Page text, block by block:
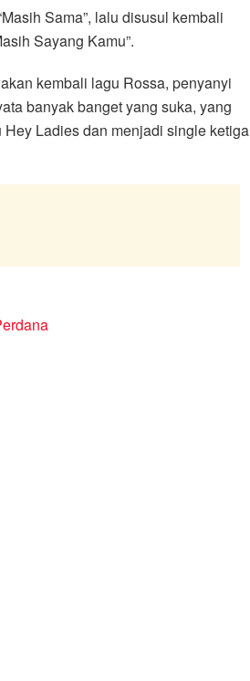
Sama”, lalu disusul kembali
Sayang Kamu”.
kembali lagu Rossa, penyanyi
banyak banget yang suka, yang
Ladies dan menjadi single ketiga